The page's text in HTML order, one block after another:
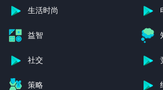
生活时尚
益智
社交
策略